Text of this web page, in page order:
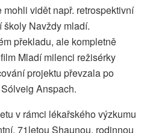
vidět např. retrospektivní
Navždy mladí.
překladu, ale kompletně
Mladí milenci režisérky
projektu převzala po
Anspach.
v rámci lékařského výzkumu
71letou Shaunou, rodinnou